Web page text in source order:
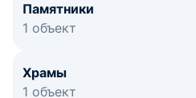
Памятники
1 объект
Храмы
1 объект